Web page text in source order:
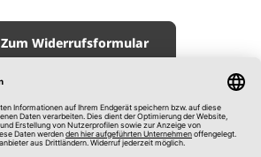
Zum Widerrufsformular
Impressum
AGB